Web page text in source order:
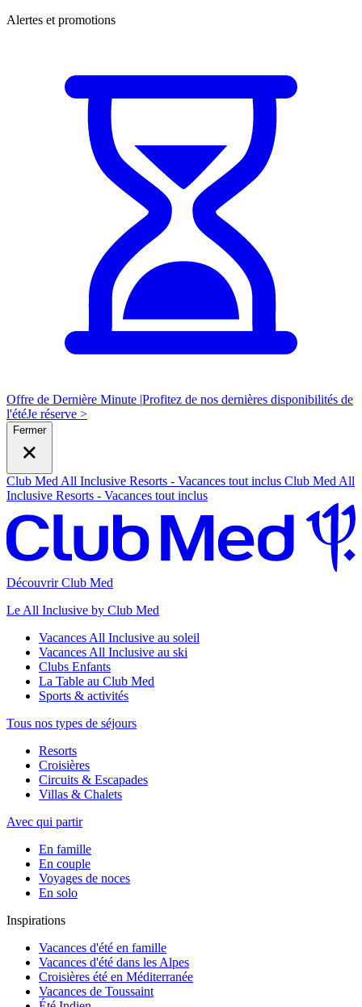
Alertes et promotions
Offre de Dernière Minute |Profitez de nos dernières disponibilités de
l'étéJe réserve >
Fermer
Club Med All Inclusive Resorts - Vacances tout inclus Club Med All
Inclusive Resorts - Vacances tout inclus
Découvrir Club Med
Le All Inclusive by Club Med
Vacances All Inclusive au soleil
Vacances All Inclusive au ski
Clubs Enfants
La Table au Club Med
Sports & activités
Tous nos types de séjours
Resorts
Croisières
Circuits & Escapades
Villas & Chalets
Avec qui partir
En famille
En couple
Voyages de noces
En solo
Inspirations
Vacances d'été en famille
Vacances d'été dans les Alpes
Croisières été en Méditerranée
Vacances de Toussaint